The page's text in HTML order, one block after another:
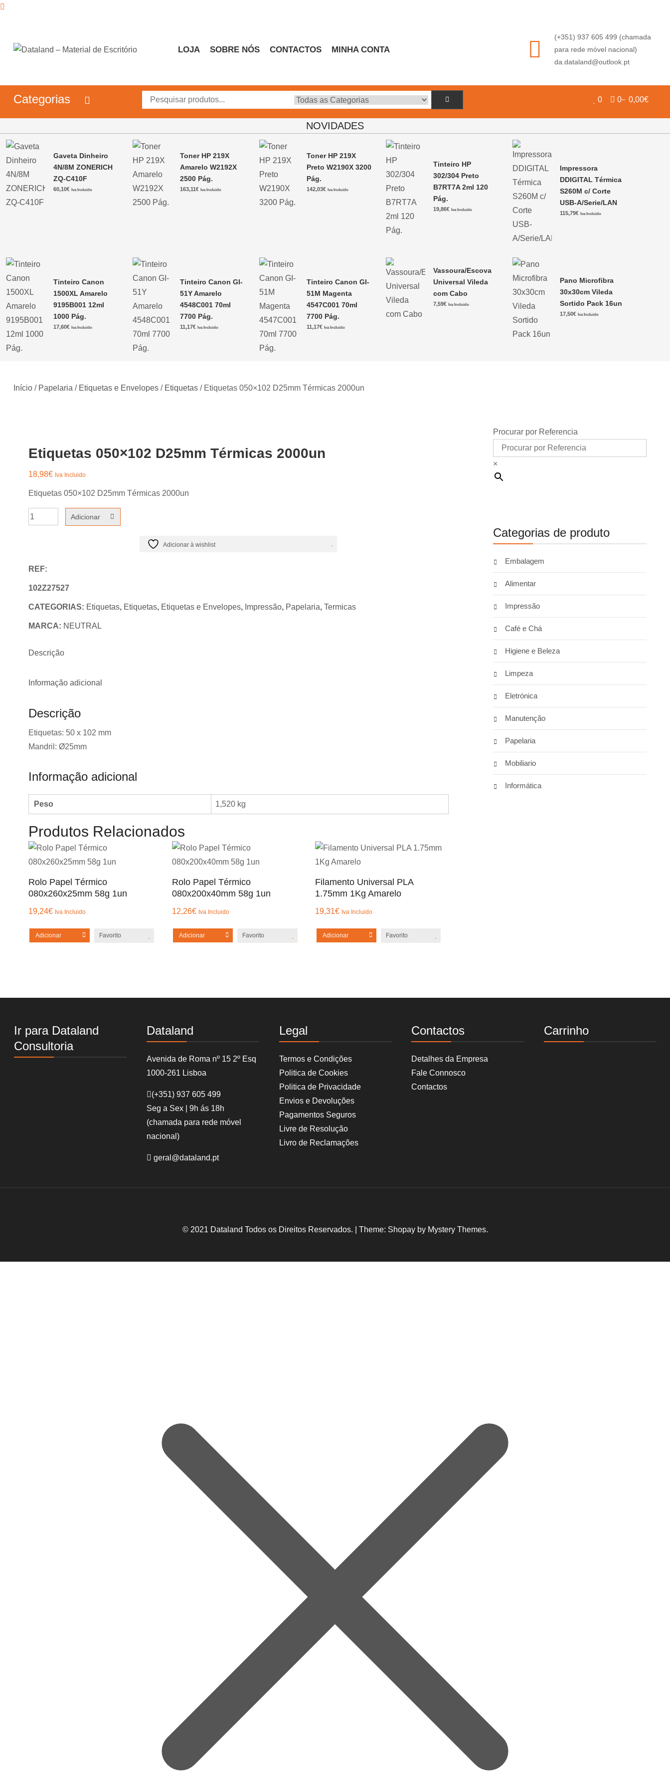
content
LOJA SOBRE NÓS CONTACTOS MINHA CONTA
(+351) 937 605 499 (chamada
para rede móvel nacional)
da.dataland@outlook.pt
Categorias 0 0 0,00€
NOVIDADES
Gaveta Dinheiro
4N/8M ZONERICH
ZQ-C410F
60,10€ Iva Incluido
Toner HP 219X
Amarelo W2192X
2500 Pág.
163,11€ Iva Incluido
Toner HP 219X
Preto W2190X 3200
Pág.
142,03€ Iva Incluido
Tinteiro HP
302/304 Preto
B7RT7A 2ml 120
Pág.
19,86€ Iva Incluido
Impressora
DDIGITAL Térmica
S260M c/ Corte
USB-A/Serie/LAN
115,79€ Iva Incluido
Tinteiro Canon
1500XL Amarelo
9195B001 12ml
1000 Pág.
17,60€ Iva Incluido
Tinteiro Canon GI-
51Y Amarelo
4548C001 70ml
7700 Pág.
11,17€ Iva Incluido
Tinteiro Canon GI-
51M Magenta
4547C001 70ml
7700 Pág.
11,17€ Iva Incluido
Vassoura/Escova
Universal Vileda
com Cabo
7,59€ Iva Incluido
Pano Microfibra
30x30cm Vileda
Sortido Pack 16un
17,50€ Iva Incluido
Início/ Papelaria / Etiquetas e Envelopes/ Etiquetas/ Etiquetas 050×102 D25mm Térmicas 2000un
Etiquetas 050×102 D25mm Térmicas 2000un
18,98€ Iva Incluido
Etiquetas 050×102 D25mm Térmicas 2000un
Quantidade
de
D25mm
Térmicas
Adicionar
Adicionar à wishlist
REF:
102Z27527
CATEGORIAS: Etiquetas, Etiquetas, Etiquetas e Envelopes, Impressão, Papelaria, Termicas
MARCA: NEUTRAL
Descrição
Informação adicional
Descrição
Etiquetas: 50 x 102 mm
Mandril: Ø25mm
Informação adicional
Peso 1,520 kg
Produtos Relacionados
Rolo Papel Térmico
080x260x25mm 58g 1un
19,24€ Iva Incluido
Adicionar Favorito
Rolo Papel Térmico
080x200x40mm 58g 1un
12,26€ Iva Incluido
Adicionar Favorito
Filamento Universal PLA
1.75mm 1Kg Amarelo
19,31€ Iva Incluido
Adicionar Favorito
Procurar por Referencia
×
Categorias de produto
Embalagem
Alimentar
Impressão
Café e Chá
Higiene e Beleza
Limpeza
Eletrónica
Manutenção
Papelaria
Mobiliario
Informática
Ir para Dataland
Consultoria
Dataland
Avenida de Roma nº 15 2º Esq
1000-261 Lisboa
(+351) 937 605 499
Seg a Sex | 9h ás 18h
(chamada para rede móvel
nacional)
geral@dataland.pt
Legal
Termos e Condições
Politica de Cookies
Politica de Privacidade
Envios e Devoluções
Pagamentos Seguros
Livre de Resolução
Livro de Reclamações
Contactos
Detalhes da Empresa
Fale Connosco
Contactos
Carrinho
© 2021 Dataland Todos os Direitos Reservados. Theme: Shopay by Mystery Themes.